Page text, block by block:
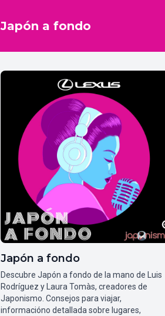
Japón a fondo
Japón a fondo
Descubre Japón a fondo de la mano de Luis
Rodríguez y Laura Tomàs, creadores de
Japonismo. Consejos para viajar,
informacióno detallada sobre lugares,